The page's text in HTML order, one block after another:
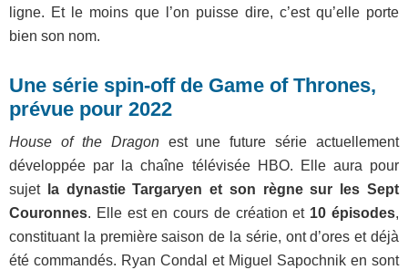
ligne. Et le moins que l’on puisse dire, c’est qu’elle porte
bien son nom.
Une série spin-off de Game of Thrones,
prévue pour 2022
House of the Dragonest une future série actuellement
développée par la chaîne télévisée HBO. Elle aura pour
sujet
la dynastie Targaryen et son règne sur les Sept
Couronnes. Elle est en cours de création et 10 épisodes,
constituant la première saison de la série, ont d’ores et déjà
été commandés. Ryan Condal et Miguel Sapochnik en sont